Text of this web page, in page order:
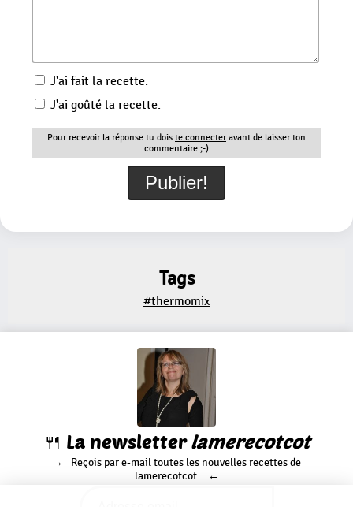
J'ai fait la recette.
J'ai goûté la recette.
Pour recevoir la réponse tu dois te connecteravant de laisser ton
commentaire ;-)
Tags
#thermomix
🍴 La newsletterlamerecotcot
Reçois par e-mail toutes les nouvelles recettes de
lamerecotcot.